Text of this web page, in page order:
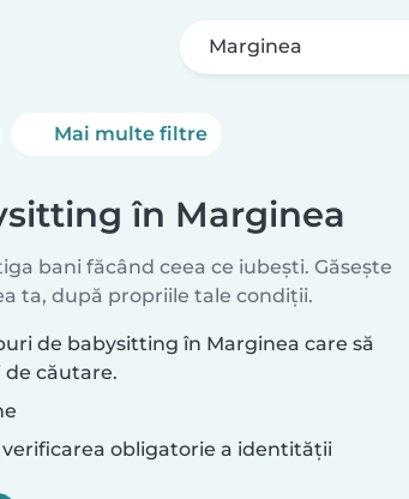
Marginea
Mai multe filtre
în Marginea
bani făcând ceea ce iubești. Găsește
ta, după propriile tale condiții.
de babysitting în Marginea care să
căutare.
obligatorie a identității